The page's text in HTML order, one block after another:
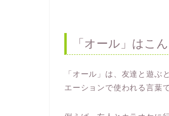
「オール」はこ
「オール」は、友達と遊ぶ
エーションで使われる言葉で